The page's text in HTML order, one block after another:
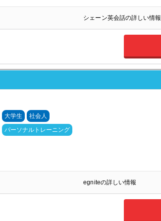
シェーン英会話の詳しい情報
大学生 社会人
パーソナルトレーニング
egniteの詳しい情報